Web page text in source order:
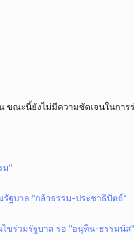
ขณะนี้ยังไม่มีความชัดเจนในการ
ม"
ฐบาล "กล้าธรรม-ประชาธิปัตย์"
ขร่วมรัฐบาล รอ "อนุทิน-ธรรมนัส